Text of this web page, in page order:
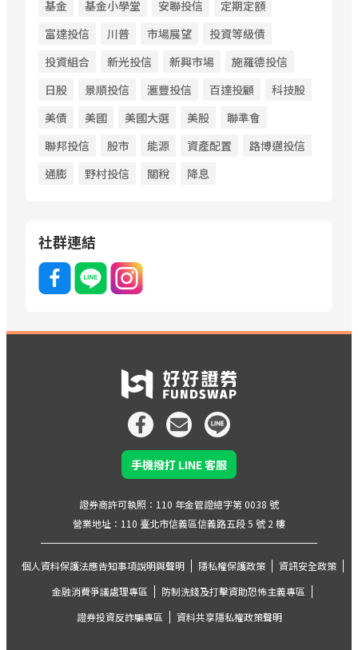
基金
基金小學堂 安聯投信
定期定額
富達投信
川普 市場展望
投資等級債
投資組合
新光投信 新興市場
施羅德投信
日股
景順投信 滙豐投信 百達投顧
科技股
美債
美國 美國大選 美股
聯準會
聯邦投信
股市 能源 資產配置
路博邁投信
通膨
野村投信 關稅 降息
社群連結
手機撥打 LINE 客服
證券商許可執照：110 年金管證總字第 0038 號
個人資料保護法應告知事項說明與聲明 隱私權保護政策
資訊安全政策
金融消費爭議處理專區
防制洗錢及打擊資助恐怖主義專區
證券投資反詐騙專區
資料共享隱私權政策聲明
營業地址：110 臺北市信義區信義路五段 5 號 2 樓